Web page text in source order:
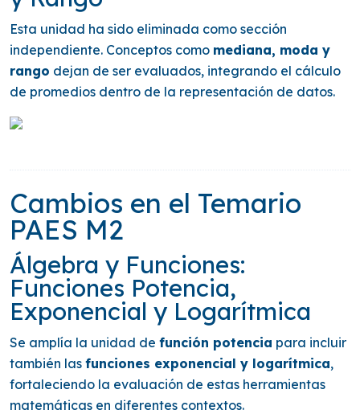
Esta unidad ha sido eliminada como sección
independiente. Conceptos como mediana, moda y
rango dejan de ser evaluados, integrando el cálculo
de promedios dentro de la representación de datos.
Cambios en el Temario
PAES M2
Álgebra y Funciones:
Funciones Potencia,
Exponencial y Logarítmica
Se amplía la unidad de función potencia para incluir
también las funciones exponencial y logarítmica,
fortaleciendo la evaluación de estas herramientas
matemáticas en diferentes contextos.